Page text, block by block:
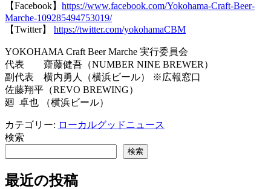
【Facebook】 https://www.facebook.com/Yokohama-Craft-Beer-
Marche-109285494753019/
【Twitter】 https://twitter.com/yokohamaCBM
YOKOHAMA Craft Beer Marche 実行委員会
代表 齋藤健吾（NUMBER NINE BREWER）
副代表 横内勇人（横浜ビール） ※広報窓口
佐藤翔平（REVO BREWING）
廻 卓也 （横浜ビール）
カテゴリー: ローカルグッドニュース
検索
検索
最近の投稿